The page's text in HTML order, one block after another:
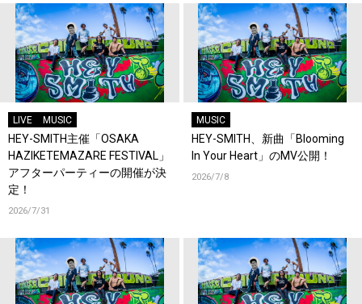
LIVE MUSIC
HEY-SMITH主催「OSAKA
HAZIKETEMAZARE FESTIVAL」
アフターパーティーの開催が決
定！
2026/7/31
MUSIC
HEY-SMITH、新曲「Blooming
In Your Heart」のMV公開！
2026/7/8